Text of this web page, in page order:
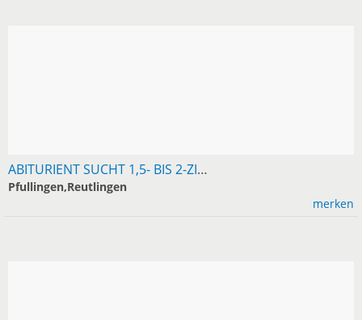
ABITURIENT SUCHT 1,5- BIS 2-ZIMMER-WOHNUNG IN RT/PFULLINGEN
Pfullingen,Reutlingen
merken